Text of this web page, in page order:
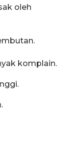
oleh
komplain.